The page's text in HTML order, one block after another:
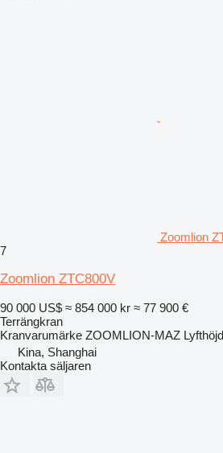
Zoomlion
7
Zoomlion ZTC800V
90 000 US$ ≈ 854 000 kr ≈ 77 900 €
Terrängkran
Kranvarumärke ZOOMLION-MAZ Lyfthöjd
Kina, Shanghai
Kontakta säljaren